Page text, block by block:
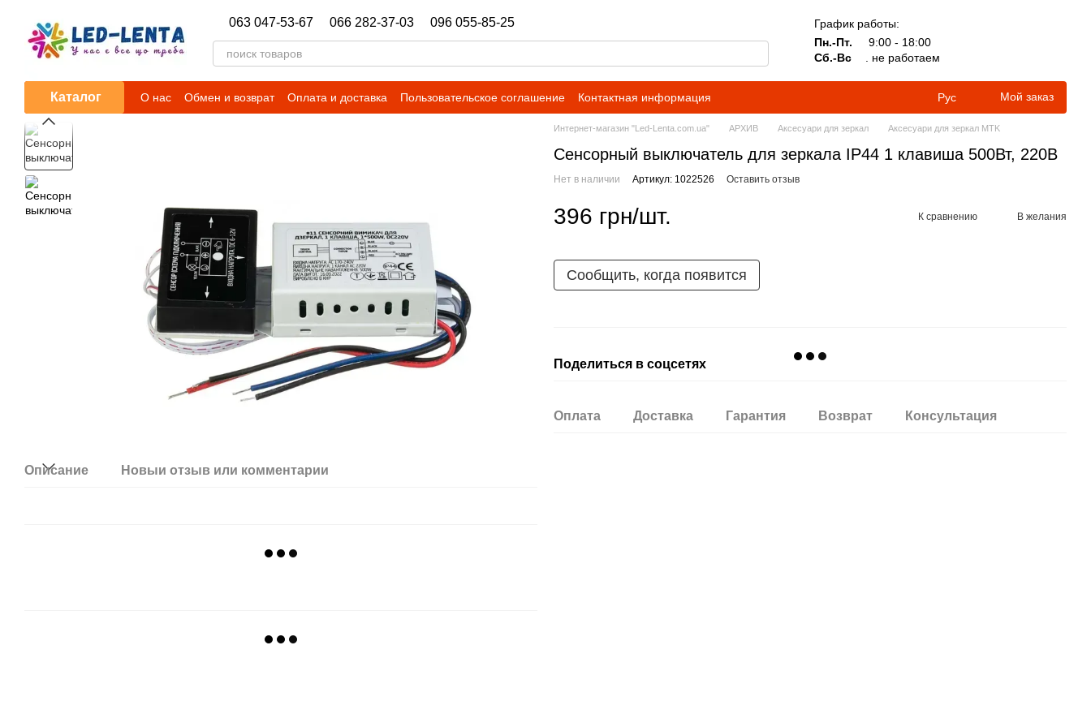
063 047-53-67 066 282-37-03 096 055-85-25
График работы:
Пн.-Пт.
9:00 - 18:00
Сб.-Вс
. не работаем
Каталог О нас Обмен и возврат Оплата и доставка Пользовательское соглашение
Контактная информация
Гарантийные обязательства
Новости
Рус Мой заказ
Описание Новый отзыв или комментарий
Интернет-магазин "Led-Lenta.com.ua" АРХИВ Аксесуари для зеркал Аксесуари для зеркал MTK
Сенсорный выключатель для зеркала IP44 1 клавиша 500Вт, 220В
Нет в наличии Артикул: 1022526 Оставить отзыв
396 грн/шт. К сравнению В желания
Сообщить, когда появится
Поделиться в соцсетях
Оплата Доставка Гарантия Возврат Консультация